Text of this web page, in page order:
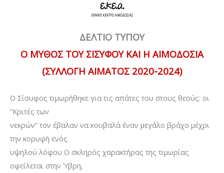
ΔΕΛΤΙΟ ΤΥΠΟΥ
Ο ΜΥΘΟΣ ΤΟΥ ΣΙΣΥΦΟΥ ΚΑΙ Η ΑΙΜΟΔΟΣΙΑ
(ΣΥΛΛΟΓΗ ΑΙΜΑΤΟΣ 2020-2024)
Ο Σίσυφος τιμωρήθηκε για τις απάτες του στους θεούς: οι
“Κριτές των
νεκρών” τον έβαλαν να κουβαλά έναν μεγάλο βράχο μέχρι
την κορυφή ενός
υψηλού λόφου Ο σκληρός χαρακτήρας της τιμωρίας
οφείλεται στην Ύβρη,